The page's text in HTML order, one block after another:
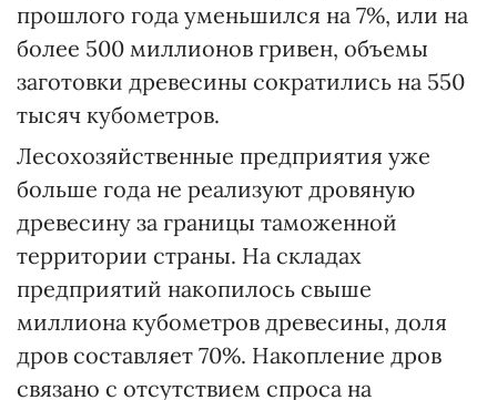
прошлого года уменьшился на 7%, или на
более 500 миллионов гривен, объемы
заготовки древесины сократились на 550
тысяч кубометров.
Лесохозяйственные предприятия уже
больше года не реализуют дровяную
древесину за границы таможенной
территории страны. На складах
предприятий накопилось свыше
миллиона кубометров древесины, доля
дров составляет 70%. Накопление дров
связано с отсутствием спроса на